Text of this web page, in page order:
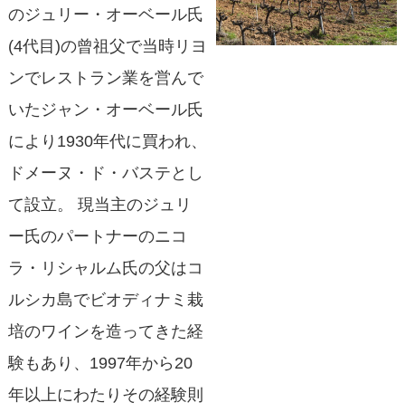
のジュリー・オーベール氏
(4代目)の曾祖父で当時リヨ
ンでレストラン業を営んで
いたジャン・オーベール氏
により1930年代に買われ、
ドメーヌ・ド・バステとし
て設立。 現当主のジュリ
ー氏のパートナーのニコ
ラ・リシャルム氏の父はコ
ルシカ島でビオディナミ栽
培のワインを造ってきた経
験もあり、1997年から20
年以上にわたりその経験則